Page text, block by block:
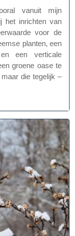
vanuit mijn
het inrichten van
voor de
planten, een
een verticale
groene oase te
die tegelijk –
vormen